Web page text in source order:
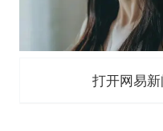
打开网易